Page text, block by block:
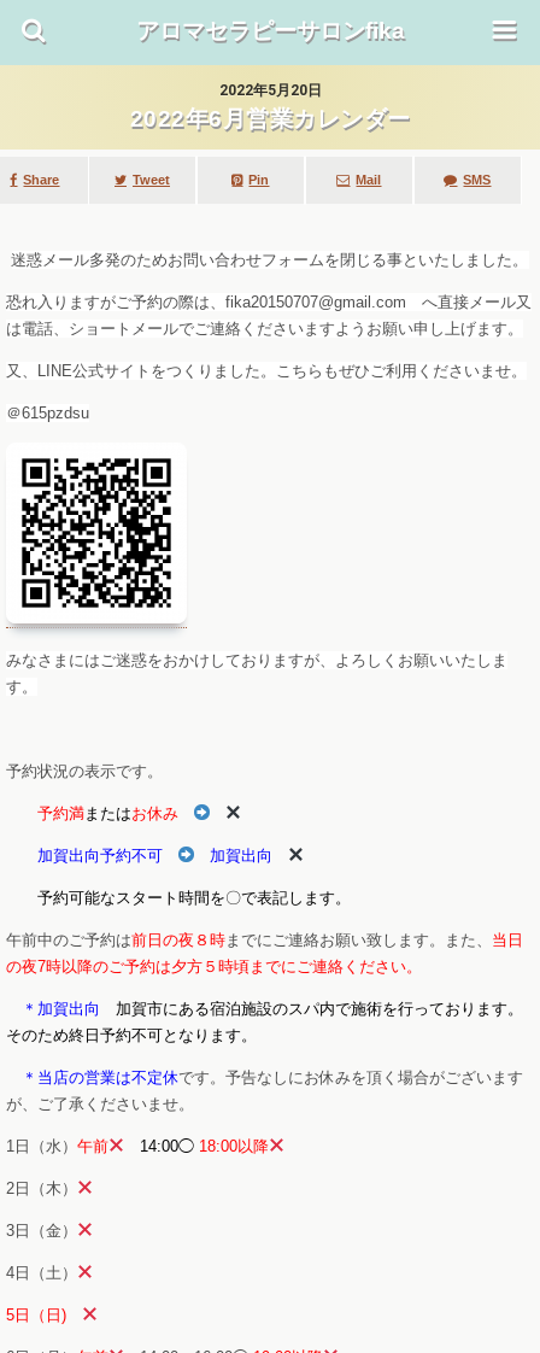
アロマセラピーサロンfika
2022年5月20日
2022年6月営業カレンダー
Share Tweet Pin Mail SMS
迷惑メール多発のためお問い合わせフォームを閉じる事といたしました。
恐れ入りますがご予約の際は、fika20150707@gmail.com へ直接メール又
は電話、ショートメールでご連絡くださいますようお願い申し上げます。
又、LINE公式サイトをつくりました。こちらもぜひご利用くださいませ。
＠615pzdsu
みなさまにはご迷惑をおかけしておりますが、よろしくお願いいたしま
す。
予約状況の表示です。
予約満またはお休み
加賀出向予約不可 加賀出向
予約可能なスタート時間を〇で表記します。
午前中のご予約は前日の夜８時までにご連絡お願い致します。また、 当日
の夜7時以降のご予約は夕方５時頃までにご連絡ください。
＊加賀出向 加賀市にある宿泊施設のスパ内で施術を行っております。
そのため終日予約不可となります。
＊当店の営業は不定休です。予告なしにお休みを頂く場合がございます
が、ご了承くださいませ。
1日（水）午前 14:00◯18:00以降
2日（木）
3日（金）
4日（土）
5日（日)